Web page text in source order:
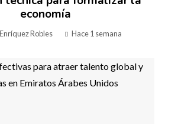
economía
Robles Hace 1 semana